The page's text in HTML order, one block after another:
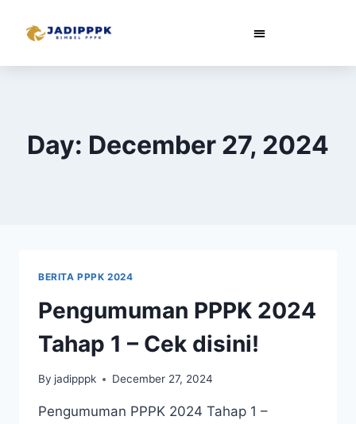
Day: December 27, 2024
BERITA PPPK 2024
Pengumuman PPPK 2024
Tahap 1 – Cek disini!
By jadipppk December 27, 2024
Pengumuman PPPK 2024 Tahap 1 –